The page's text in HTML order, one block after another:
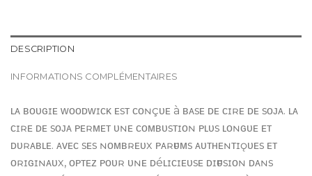
DESCRIPTION
INFORMATIONS COMPLÉMENTAIRES
ʟᴀ ʙᴏᴜɢɪᴇ ᴡᴏᴏᴅᴡɪᴄᴋ ᴇsᴛ ᴄᴏɴçᴜᴇ à ʙᴀsᴇ ᴅᴇ ᴄɪʀᴇ ᴅᴇ sᴏᴊᴀ. ʟᴀ
ᴄɪʀᴇ ᴅᴇ sᴏᴊᴀ ᴘᴇʀᴍᴇᴛ ᴜɴᴇ ᴄᴏᴍʙᴜsᴛɪᴏɴ ᴘʟᴜs ʟᴏɴɢᴜᴇ ᴇᴛ
ᴅᴜʀᴀʙʟᴇ. ᴀᴠᴇᴄ sᴇs ɴᴏᴍʙʀᴇᴜx ᴘᴀʀғᴜᴍs ᴀᴜᴛʜᴇɴᴛɪǫᴜᴇs ᴇᴛ
ᴏʀɪɢɪɴᴀᴜx, ᴏᴘᴛᴇᴢ ᴘᴏᴜʀ ᴜɴᴇ ᴅéʟɪᴄɪᴇᴜsᴇ ᴅɪғғᴜsɪᴏɴ ᴅᴀɴs